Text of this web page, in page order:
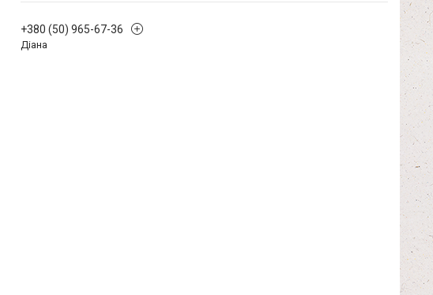
+380 (50) 965-67-36
Діана